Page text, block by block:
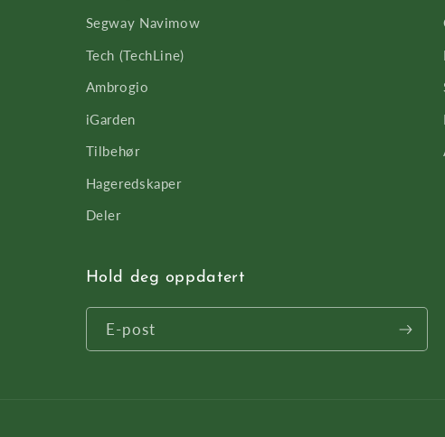
Segway Navimow
Tech (TechLine)
Ambrogio
iGarden
Tilbehør
Hageredskaper
Deler
Hold deg oppdatert
E-post